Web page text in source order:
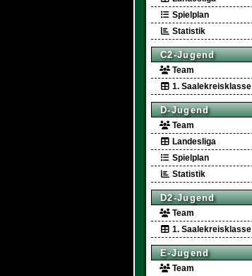
Spielplan
Statistik
C2-Jugend
Team
1. Saalekreisklasse
D-Jugend
Team
Landesliga
Spielplan
Statistik
D2-Jugend
Team
1. Saalekreisklasse
E-Jugend
Team